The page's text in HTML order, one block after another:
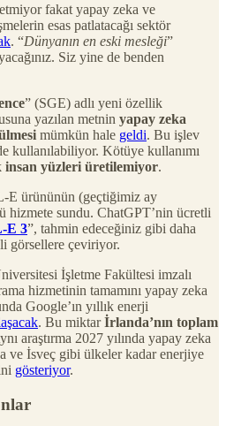
fakat yapay zeka ve
esas patlatacağı sektör
. “Dünyanın en eski mesleği”
Siz yine de benden
” (SGE) adlı yeni özellik
yazılan metnin yapay zeka
mümkün hale geldi. Bu işlev
kullanılabiliyor. Kötüye kullanımı
insan yüzleri üretilemiyor.
E ürününün (geçtiğimiz ay
hizmete sundu. ChatGPT’nin ücretli
E 3”, tahmin edeceğiniz gibi daha
görsellere çeviriyor.
İşletme Fakültesi imzalı
hizmetinin tamamını yapay zeka
Google’ın yıllık enerji
. Bu miktarİrlanda’nın toplam
araştırma 2027 yılında yapay zeka
ve İsveç gibi ülkeler kadar enerjiye
gösteriyor.